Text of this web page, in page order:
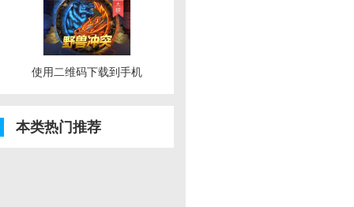
使用二维码下载到手机
本类热门推荐